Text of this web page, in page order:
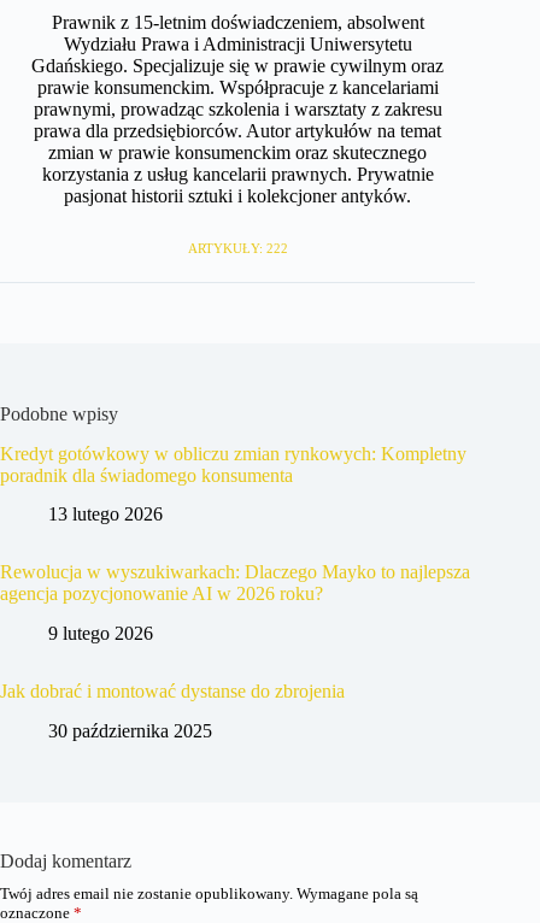
Prawnik z 15-letnim doświadczeniem, absolwent
Wydziału Prawa i Administracji Uniwersytetu
Gdańskiego. Specjalizuje się w prawie cywilnym oraz
prawie konsumenckim. Współpracuje z kancelariami
prawnymi, prowadząc szkolenia i warsztaty z zakresu
prawa dla przedsiębiorców. Autor artykułów na temat
zmian w prawie konsumenckim oraz skutecznego
korzystania z usług kancelarii prawnych. Prywatnie
pasjonat historii sztuki i kolekcjoner antyków.
ARTYKUŁY: 222
Podobne wpisy
Kredyt gotówkowy w obliczu zmian rynkowych: Kompletny
poradnik dla świadomego konsumenta
13 lutego 2026
Rewolucja w wyszukiwarkach: Dlaczego Mayko to najlepsza
agencja pozycjonowanie AI w 2026 roku?
9 lutego 2026
Jak dobrać i montować dystanse do zbrojenia
30 października 2025
Dodaj komentarz
Twój adres email nie zostanie opublikowany. Wymagane pola są
oznaczone *